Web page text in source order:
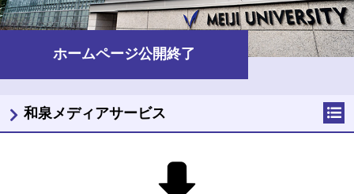
ホームページ公開終了
和泉メディアサービス